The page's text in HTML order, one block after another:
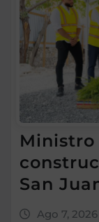
Ministro
San
Ago 7, 2026